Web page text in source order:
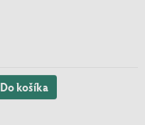
Do košíka